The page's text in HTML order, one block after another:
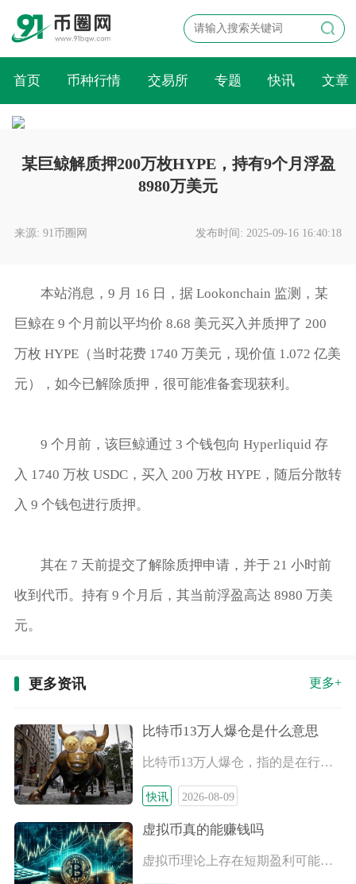
首页 币种行情 交易所 专题 快讯 文章
某巨鲸解质押200万枚HYPE，持有9个月浮盈
8980万美元
来源: 91币圈网 发布时间: 2025-09-16 16:40:18
本站消息，9 月 16 日，据 Lookonchain 监测，某
巨鲸在 9 个月前以平均价 8.68 美元买入并质押了 200
万枚 HYPE（当时花费 1740 万美元，现价值 1.072 亿美
元），如今已解除质押，很可能准备套现获利。
9 个月前，该巨鲸通过 3 个钱包向 Hyperliquid 存
入 1740 万枚 USDC，买入 200 万枚 HYPE，随后分散转
入 9 个钱包进行质押。
其在 7 天前提交了解除质押申请，并于 21 小时前
收到代币。持有 9 个月后，其当前浮盈高达 8980 万美
元。
更多资讯 更多+
比特币13万人爆仓是什么意思
比特币13万人爆仓，指的是在行情剧烈震荡的一段时间区间内，全
快讯 2026-08-09
虚拟币真的能赚钱吗
虚拟币理论上存在短期盈利可能，但普通散户长期稳定赚钱的概率极